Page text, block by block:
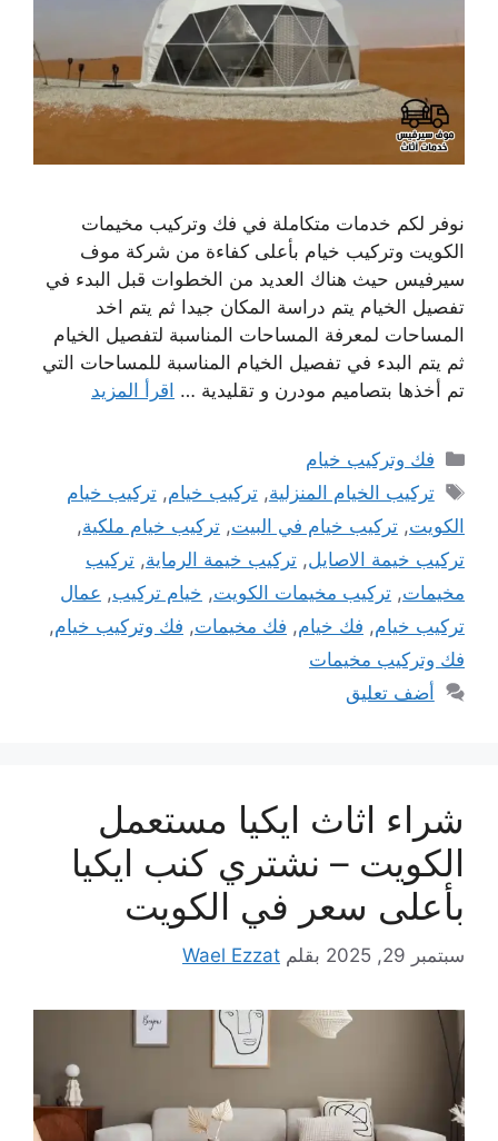
نوفر لكم خدمات متكاملة في فك وتركيب مخيمات
الكويت وتركيب خيام بأعلى كفاءة من شركة موف
سيرفيس حيث هناك العديد من الخطوات قبل البدء في
تفصيل الخيام يتم دراسة المكان جيدا ثم يتم اخد
المساحات لمعرفة المساحات المناسبة لتفصيل الخيام
ثم يتم البدء في تفصيل الخيام المناسبة للمساحات التي
تم أخذها بتصاميم مودرن و تقليدية … اقرأ المزيد
التصنيفات
فك وتركيب خيام
الوسوم
تركيب الخيام المنزلية,تركيب خيام,تركيب خيام
الكويت, تركيب خيام في البيت, تركيب خيام ملكية,
تركيب خيمة الاصايل, تركيب خيمة الرماية, تركيب
مخيمات, تركيب مخيمات الكويت, خيام تركيب, عمال
تركيب خيام, فك خيام, فك مخيمات, فك وتركيب خيام,
فك وتركيب مخيمات
أضف تعليق
شراء اثاث ايكيا مستعمل
الكويت – نشتري كنب ايكيا
بأعلى سعر في الكويت
سبتمبر 29, 2025 بقلم Wael Ezzat